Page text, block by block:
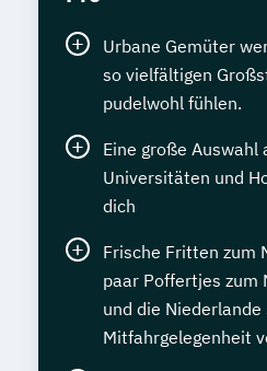
Urbane Gemüter
so vielfältigen
pudelwohl fühlen.
Eine große Auswahl
Universitäten und
dich
Frische Fritten zum
paar Poffertjes zum
und die
Mitfahrgelegenheit